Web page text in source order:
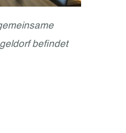
befindet